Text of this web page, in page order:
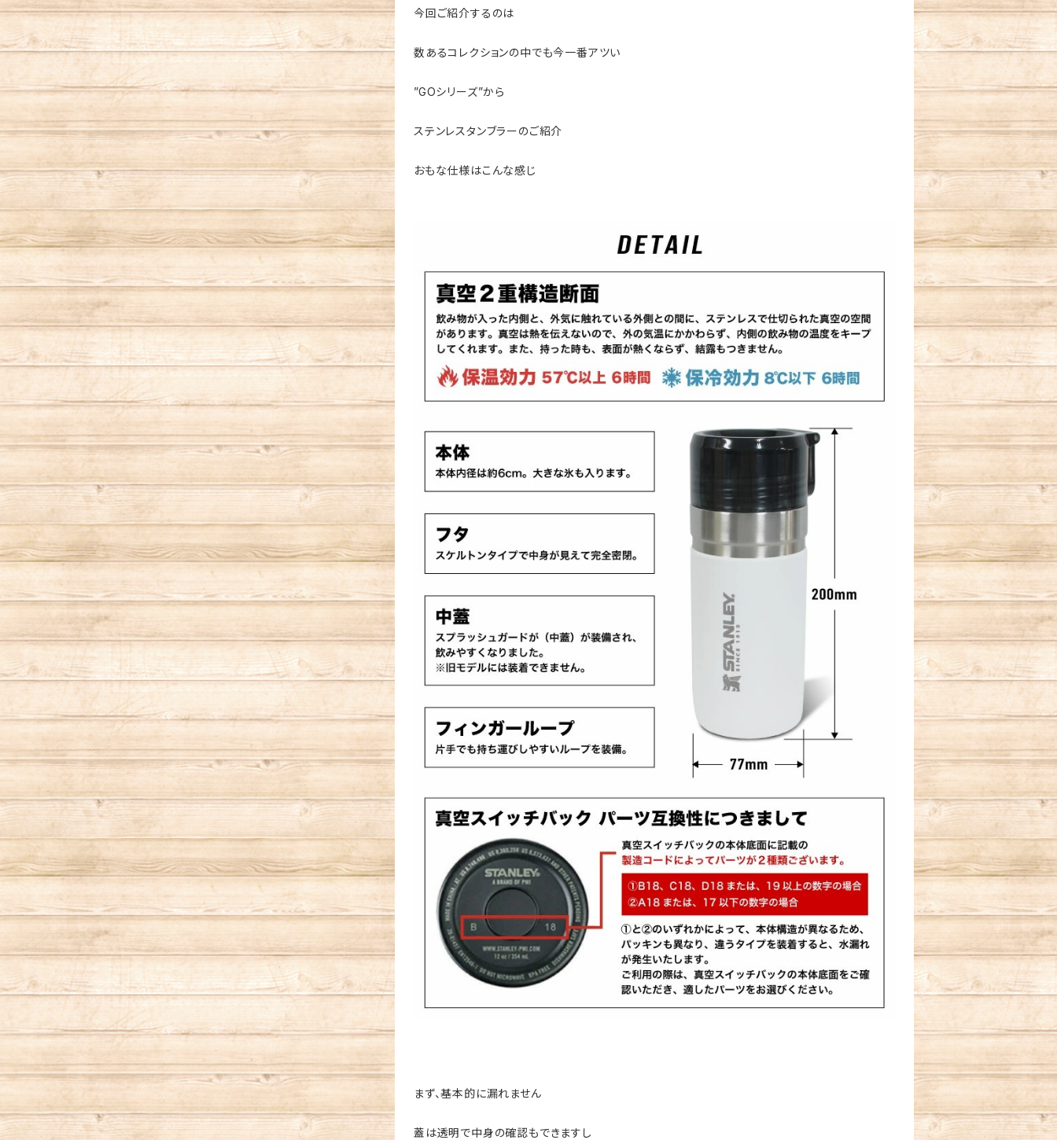
今回ご紹介するのは
数あるコレクションの中でも今一番アツい
”GOシリーズ”から
ステンレスタンブラーのご紹介
おもな仕様はこんな感じ
まず、基本的に漏れません
蓋は透明で中身の確認もできますし
Legato Largo（レガートラルゴ）
Levi's（リーバイス）
LIGHT MY FIRE（ライトマイファイヤー
Manhattan Portage（マンハッタンポー
テージ）
nalgene（ナルゲン）
Nordisk（ノルディスク）
OP（オーシャンパシフィック）
Oregonian Camper（オレゴニアンキャ
ンパー）
OUTPUT LIFE（アウトプットライフ）
PEANUTS（ピーナッツ）
Pendleton（ペンドルトン）
RealBvoice（リアルビーボイス）
Rokx（ロックス）
RVCA（ルーカ）
STANLEY（スタンレー）
THRASHER（スラッシャー）
TOY MACHINE（トイマシーン）
VANS（バンズ）
WILD THINGS（ワイルドシングス）
Other Brand
SUBU（スブ）
CARVER（カーバー）
寝袋
調理器具